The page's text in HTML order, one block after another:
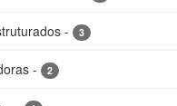
- 3
- 2